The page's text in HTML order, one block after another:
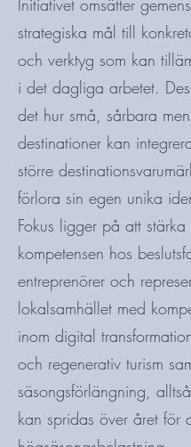
Initiativet omsätter
strategiska mål till
och verktyg som kan
i det dagliga arbetet.
det hur små, sårbara
destinationer kan
större
förlora sin egen unika
Fokus ligger på att stärka
kompetensen hos
entreprenörer och
lokalsamhället med
inom digital
och regenerativ turism
säsongsförlängning,
kan spridas över året för